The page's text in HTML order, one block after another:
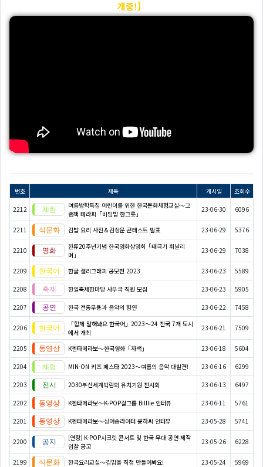
개중!】
번호 제목 게시일 조회수
2212
여름방학특집 어린이를 위한 한국문화체험교실〜그
램책 테라피「비빔밥 한그릇」
23-06-30 6096
2211 김밥 요리 사진＆감상문 콘테스트 발표 23-06-29 5376
2210
한류20주년기념 한국영화상영회「태극기 휘날리
며」
23-06-29 7038
2209 한글 캘리그래피 공모전 2023 23-06-23 5589
2208 한일축제한마당 사무국 직원 모집 23-06-23 5905
2207 한국 전통무용과 음악의 향연 23-06-22 7458
2206
「함께 말해봐요 한국어」2023～24 전국 7개 도시
에서 개최
23-06-21 7509
2205 K엔타메라보～한국영화「자백」 23-06-18 5604
2204 MIN-ON 키즈 페스타 2023～여름의 음악 대발견! 23-06-16 6299
2203 2030부산세계박람회 유치기원 전시회 23-06-13 6497
2202 K엔타메라보～K-POP걸그룹 Billlie 인터뷰 23-06-11 5761
2201 K엔타메라보～싱어송라이터 윤하씨 인터뷰 23-05-28 5741
2200
[연장] K-POP시크릿 콘서트 및 한국 무대 공연 제작
입찰 공고
23-05-26 6228
2199 한국요리교실〜김밥을 직접 만들어봐요! 23-05-24 5969